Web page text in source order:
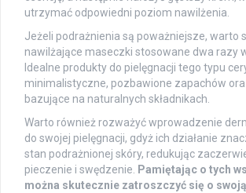
utrzymać odpowiedni poziom nawilżenia.
Jeżeli podrażnienia są poważniejsze, warto
nawilżające maseczki stosowane dwa razy
Idealne produkty do pielęgnacji tego typu
minimalistyczne, pozbawione zapachów
bazujące na naturalnych składnikach.
Warto również rozważyć wprowadzenie
do swojej pielęgnacji, gdyż ich działanie
stan podrażnionej skóry, redukując
pieczenie i swędzenie. Pamiętając o tych
można skutecznie zatroszczyć się o